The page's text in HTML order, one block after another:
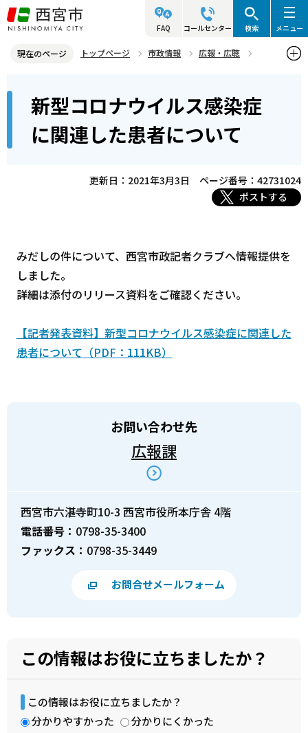
こ
の
ジ
頭
FAQ コールセンター 検索 メニュー
現在のページ トップページ 市政情報
広報・広聴
新型コロナウイルス感染症に関連した患者について
新型コロナウイルス感染症
に関連した患者について
更新日：2021年3月3日
ページ番号：42731024
ポストする
みだしの件について、西宮市政記者クラブへ情報提供を
しました。
詳細は添付のリリース資料をご確認ください。
【記者発表資料】新型コロナウイルス感染症に関連した
患者について（PDF：111KB）
お問い合わせ先
広報課
西宮市六湛寺町10-3 西宮市役所本庁舎 4階
電話番号： 0798-35-3400
ファックス： 0798-35-3449
お問合せメールフォーム
この情報はお役に立ちましたか？
この情報はお役に立ちましたか？
分かりやすかった
分かりにくかった